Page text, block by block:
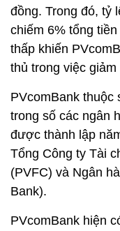
đồng. Trong đó, tỷ
chiếm 6% tổng
thấp khiến
thủ trong việc
PVcomBank thuộc
trong số các ngân
được thành lập
Tổng Công ty Tài
(PVFC) và Ngân
Bank).
PVcomBank hiện